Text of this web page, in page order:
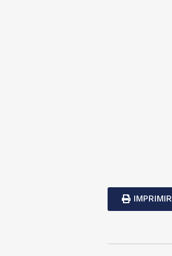
IMPRIMIR